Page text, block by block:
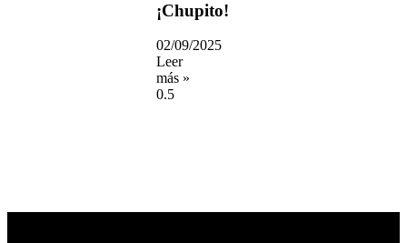
¡Chupito!
02/09/2025
Leer
más »